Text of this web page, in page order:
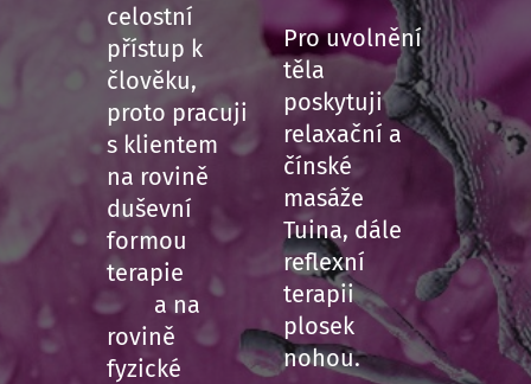
celostní
přístup k
člověku,
proto pracuji
s klientem
na rovině
duševní
formou
terapie
a na
rovině
fyzické
Pro uvolnění
těla
poskytuji
relaxační a
čínské
masáže
Tuina, dále
reflexní
terapii
plosek
nohou.